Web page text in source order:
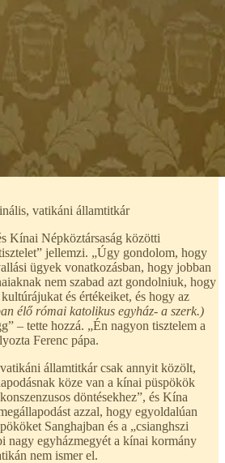
vatikáni államtitkár
Kínai Népköztársaság közötti
jellemzi. „Úgy gondolom, hogy
ügyek vonatkozásban, hogy jobban
nem szabad azt gondolniuk, hogy
és értékeiket, és hogy az
élő római katolikus egyház- a szerk.)
– tette hozzá. „Én nagyon tisztelem a
Ferenc pápa.
államtitkár csak annyit közölt,
köze van a kínai püspökök
döntésekhez”, és Kína
azzal, hogy egyoldalúan
Sanghajban és a „csianghszi
nagy egyházmegyét a kínai kormány
nem ismer el.